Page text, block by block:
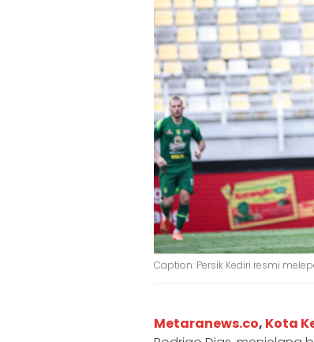
Caption: Persik Kediri resmi
Metaranews.co, Kota